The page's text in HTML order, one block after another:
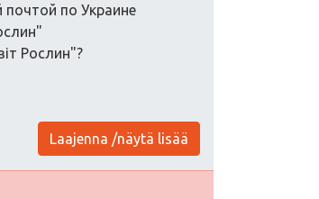
по Украине
Рослин"?
Laajenna /näytä lisää